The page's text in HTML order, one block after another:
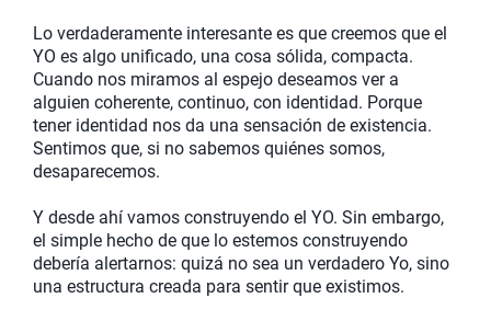
Lo verdaderamente interesante es que creemos que el
YO es algo unificado, una cosa sólida, compacta.
Cuando nos miramos al espejo deseamos ver a
alguien coherente, continuo, con identidad. Porque
tener identidad nos da una sensación de existencia.
Sentimos que, si no sabemos quiénes somos,
desaparecemos.
Y desde ahí vamos construyendo el YO. Sin embargo,
el simple hecho de que lo estemos construyendo
debería alertarnos: quizá no sea un verdadero Yo, sino
una estructura creada para sentir que existimos.